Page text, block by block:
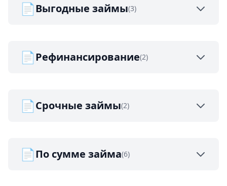
📄Выгодные займы(3)
📄Рефинансирование(2)
📄Срочные займы(2)
📄По сумме займа(6)